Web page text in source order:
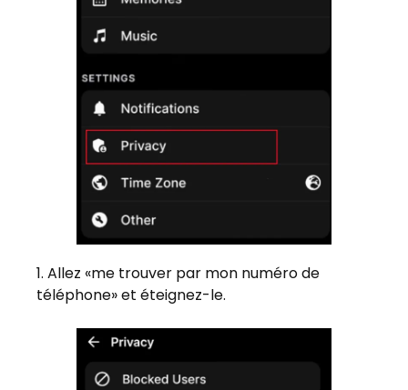
Allez «me trouver par mon numéro de
téléphone» et éteignez-le.